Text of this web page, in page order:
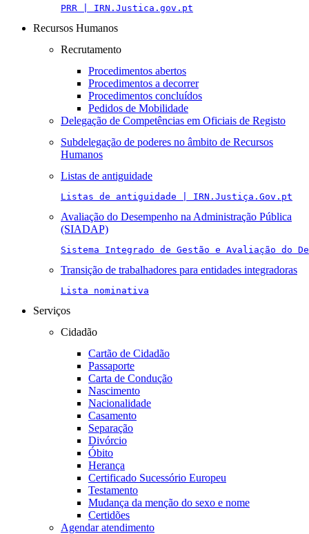
PRR | IRN.Justica.gov.pt
Recursos Humanos
Recrutamento
Procedimentos abertos
Procedimentos a decorrer
Procedimentos concluídos
Pedidos de Mobilidade
Delegação de Competências em Oficiais de Registo
Subdelegação de poderes no âmbito de Recursos
Humanos
Listas de antiguidade
Listas de antiguidade | IRN.Justiça.Gov.pt
Avaliação do Desempenho na Administração Pública
(SIADAP)
Sistema Integrado de Gestão e Avaliação do
Transição de trabalhadores para entidades integradoras
Lista nominativa
Serviços
Cidadão
Cartão de Cidadão
Passaporte
Carta de Condução
Nascimento
Nacionalidade
Casamento
Separação
Divórcio
Óbito
Herança
Certificado Sucessório Europeu
Testamento
Mudança da menção do sexo e nome
Certidões
Agendar atendimento